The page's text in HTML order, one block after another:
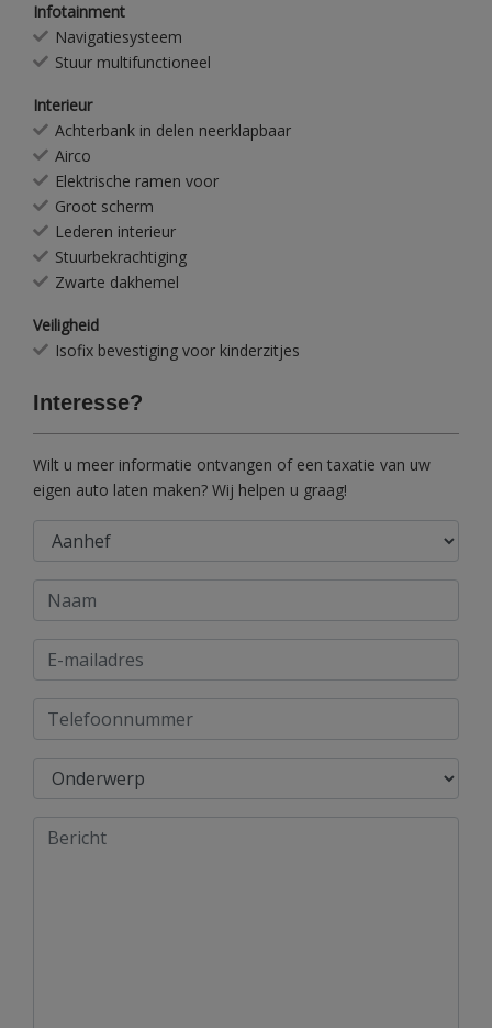
Infotainment
Navigatiesysteem
Stuur multifunctioneel
Interieur
Achterbank in delen neerklapbaar
Airco
Elektrische ramen voor
Groot scherm
Lederen interieur
Stuurbekrachtiging
Zwarte dakhemel
Veiligheid
Isofix bevestiging voor kinderzitjes
Interesse?
Wilt u meer informatie ontvangen of een taxatie van uw
eigen auto laten maken? Wij helpen u graag!